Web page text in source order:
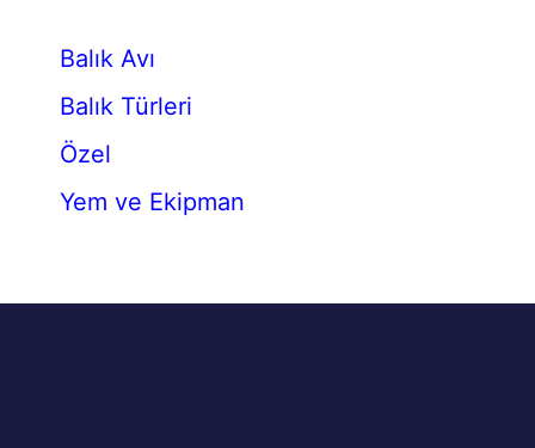
Balık Avı
Balık Türleri
Özel
Yem ve Ekipman